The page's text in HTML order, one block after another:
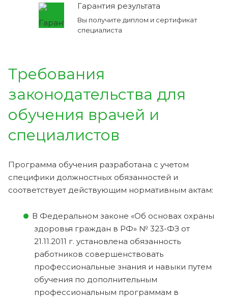
Гарантия результата
Вы получите диплом и сертификат
специалиста
Требования
законодательства для
обучения врачей и
специалистов
Программа обучения разработана с учетом
специфики должностных обязанностей и
соответствует действующим нормативным актам:
В Федеральном законе «Об основах охраны
здоровья граждан в РФ» № 323-ФЗ от
21.11.2011 г. установлена обязанность
работников совершенствовать
профессиональные знания и навыки путем
обучения по дополнительным
профессиональным программам в